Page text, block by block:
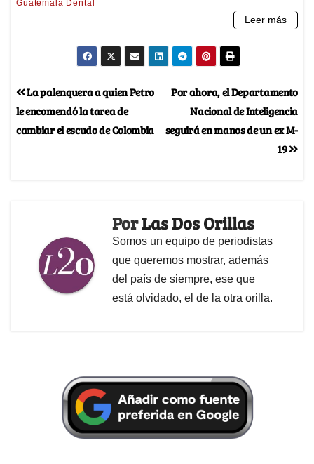
Por ahora, el Departamento
Nacional de Inteligencia
seguirá en manos de un ex M-
19
La palenquera a quien Petro
le encomendó la tarea de
cambiar el escudo de Colombia
PorLas Dos Orillas
Somos un equipo de periodistas
que queremos mostrar, además
del país de siempre, ese que
está olvidado, el de la otra orilla.